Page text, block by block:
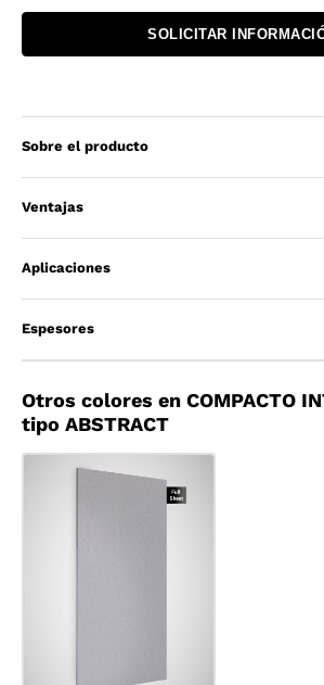
SOLICITAR
Sobre el producto
Ventajas
Aplicaciones
Espesores
Otros colores en COMPACTO
tipo ABSTRACT